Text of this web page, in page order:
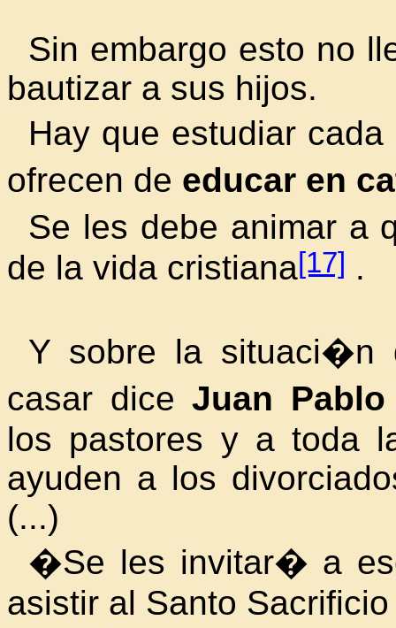
Sin embargo esto no
bautizar a sus hijos.
Hay que estudiar
ofrecen de educar en
Se les debe animar a
de la vida cristiana[17] .
Y sobre la situaci�n
casar diceJuan
los pastores y a toda
ayuden a los
(...)
�Se les invitar� a
asistir al Santo